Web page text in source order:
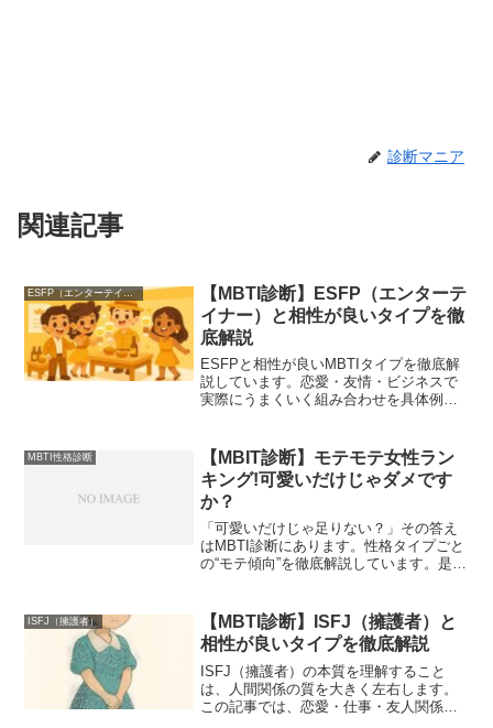
診断マニア
関連記事
ESFP（エンターテイナー）
【MBTI診断】ESFP（エンターテ
イナー）と相性が良いタイプを徹
底解説
ESFPと相性が良いMBTIタイプを徹底解
説しています。恋愛・友情・ビジネスで
実際にうまくいく組み合わせを具体例と
MBTI性格診断
【MBIT診断】モテモテ女性ラン
キング!可愛いだけじゃダメです
か？
「可愛いだけじゃ足りない？」その答え
はMBTI診断にあります。性格タイプごと
の“モテ傾向”を徹底解説しています。是非
ISFJ（擁護者）
【MBTI診断】ISFJ（擁護者）と
相性が良いタイプを徹底解説
ISFJ（擁護者）の本質を理解すること
は、人間関係の質を大きく左右します。
この記事では、恋愛・仕事・友人関係に